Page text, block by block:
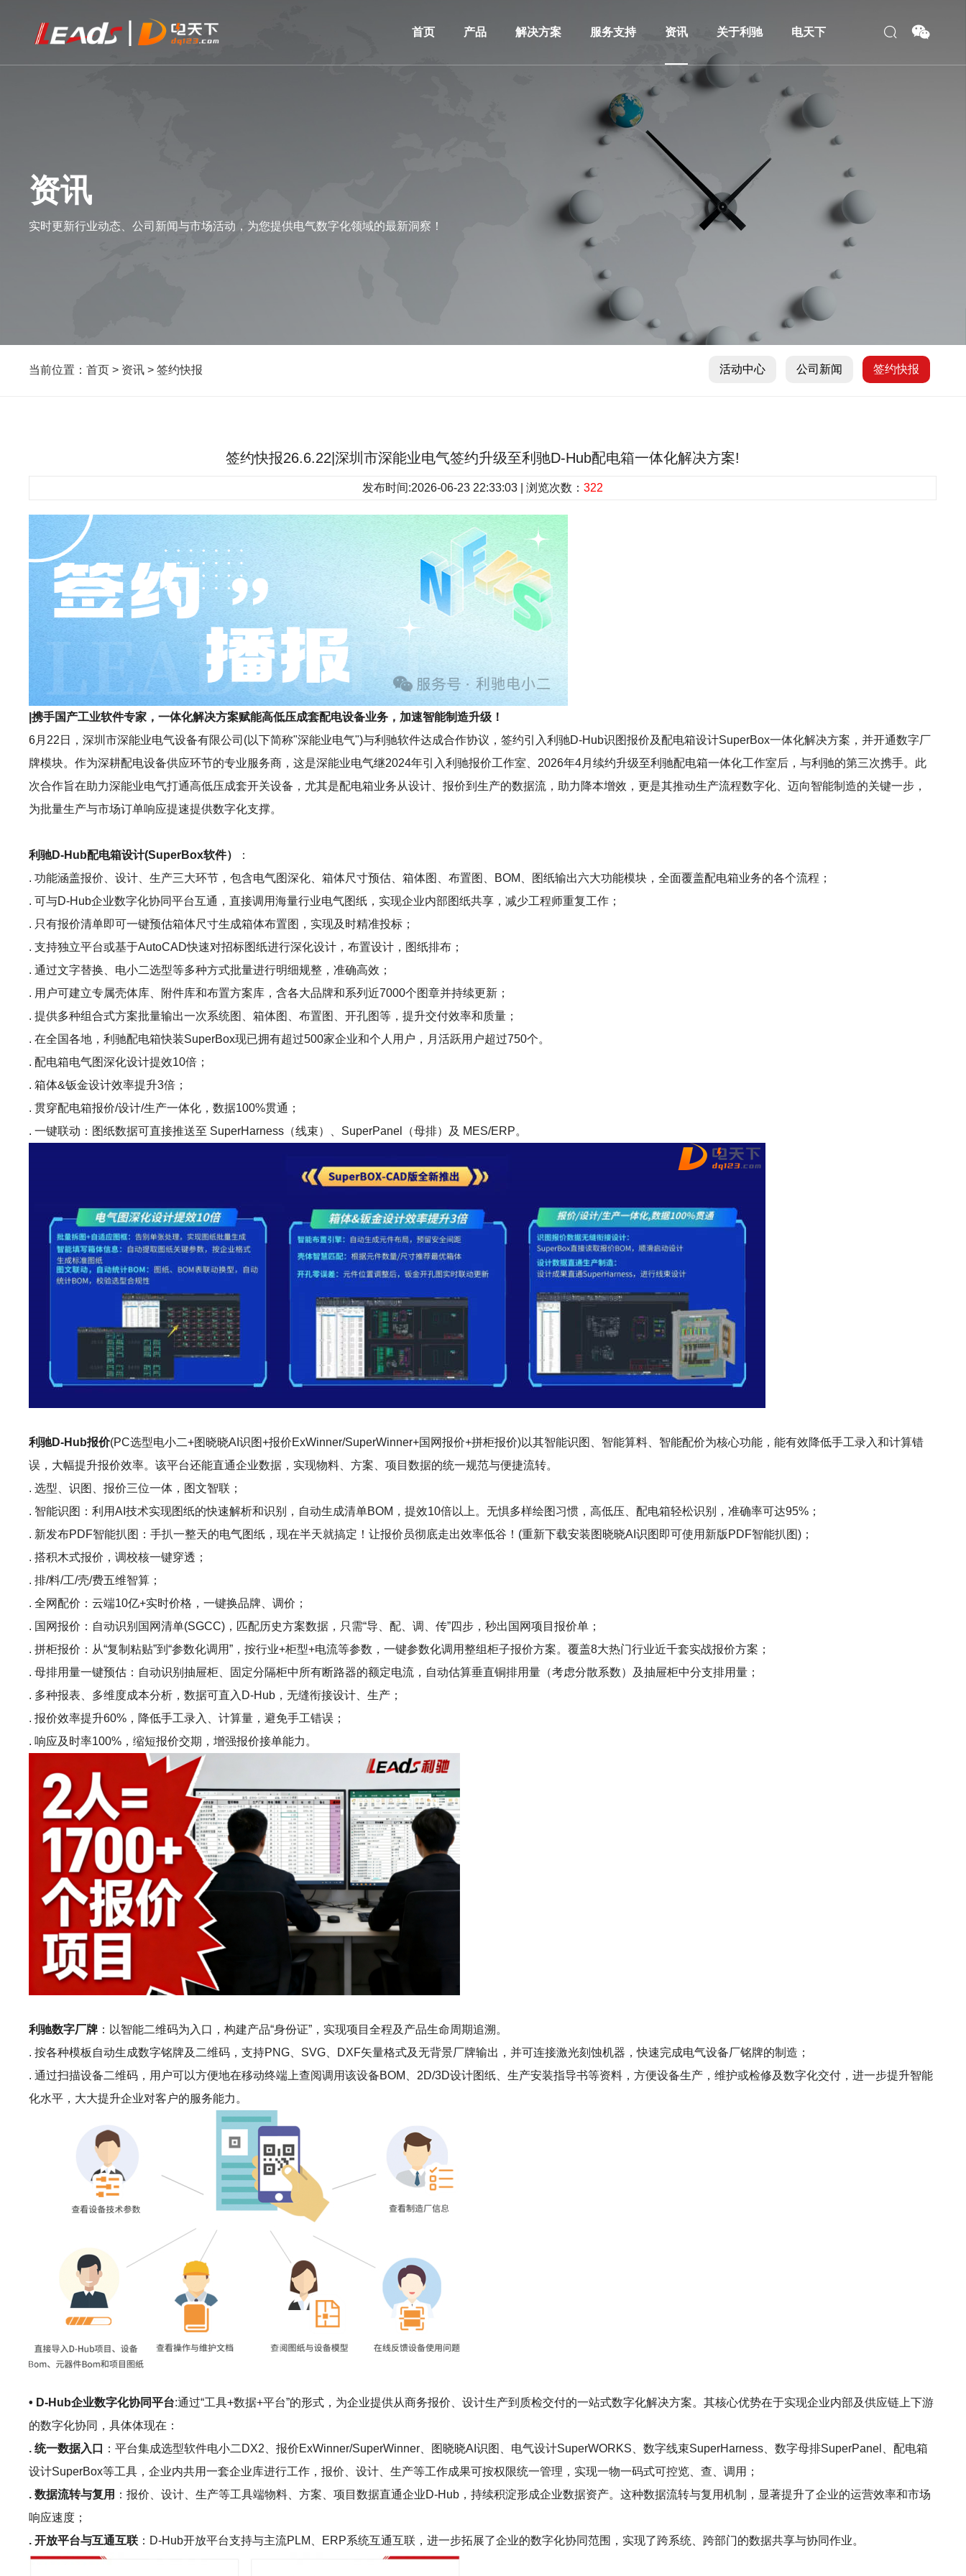
首页 产品 解决方案 服务支持 资讯 关于利驰 电天下
资讯
实时更新行业动态、公司新闻与市场活动，为您提供电气数字化领域的最新洞察！
当前位置：首页 > 资讯 >签约快报 活动中心 公司新闻 签约快报
签约快报26.6.22|深圳市深能业电气签约升级至利驰D-Hub配电箱一体化解决方案!
发布时间:2026-06-23 22:33:03 | 浏览次数：322
|携手国产工业软件专家，一体化解决方案赋能高低压成套配电设备业务，加速智能制造升级！
6月22日，深圳市深能业电气设备有限公司(以下简称"深能业电气")与利驰软件达成合作协议，签约引入利驰D-Hub识图报价及配电箱设计SuperBox一体化解决方案，并开通数字厂
牌模块。作为深耕配电设备供应环节的专业服务商，这是深能业电气继2024年引入利驰报价工作室、2026年4月续约升级至利驰配电箱一体化工作室后，与利驰的第三次携手。此
次合作旨在助力深能业电气打通高低压成套开关设备，尤其是配电箱业务从设计、报价到生产的数据流，助力降本增效，更是其推动生产流程数字化、迈向智能制造的关键一步，
为批量生产与市场订单响应提速提供数字化支撑。
利驰D-Hub配电箱设计(SuperBox软件）
：
. 功能涵盖报价、设计、生产三大环节，包含电气图深化、箱体尺寸预估、箱体图、布置图、BOM、图纸输出六大功能模块，全面覆盖配电箱业务的各个流程；
. 可与D-Hub企业数字化协同平台互通，直接调用海量行业电气图纸，实现企业内部图纸共享，减少工程师重复工作；
. 只有报价清单即可一键预估箱体尺寸生成箱体布置图，实现及时精准投标；
. 支持独立平台或基于AutoCAD快速对招标图纸进行深化设计，布置设计，图纸排布；
. 通过文字替换、电小二选型等多种方式批量进行明细规整，准确高效；
. 用户可建立专属壳体库、附件库和布置方案库，含各大品牌和系列近7000个图章并持续更新；
. 提供多种组合式方案批量输出一次系统图、箱体图、布置图、开孔图等，提升交付效率和质量；
. 在全国各地，利驰配电箱快装SuperBox现已拥有超过500家企业和个人用户，月活跃用户超过750个。
. 配电箱电气图深化设计提效10倍；
. 箱体&钣金设计效率提升3倍；
. 贯穿配电箱报价/设计/生产一体化，数据100%贯通；
. 一键联动：图纸数据可直接推送至 SuperHarness（线束）、SuperPanel（母排）及 MES/ERP。
利驰D-Hub报价(PC选型电小二+图晓晓AI识图+报价ExWinner/SuperWinner+国网报价+拼柜报价)以其智能识图、智能算料、智能配价为核心功能，能有效降低手工录入和计算错
误，大幅提升报价效率。该平台还能直通企业数据，实现物料、方案、项目数据的统一规范与便捷流转。
. 选型、识图、报价三位一体，图文智联；
. 智能识图：利用AI技术实现图纸的快速解析和识别，自动生成清单BOM，提效10倍以上。无惧多样绘图习惯，高低压、配电箱轻松识别，准确率可达95%；
. 新发布PDF智能扒图：手扒一整天的电气图纸，现在半天就搞定！让报价员彻底走出效率低谷！(重新下载安装图晓晓AI识图即可使用新版PDF智能扒图)；
. 搭积木式报价，调校核一键穿透；
. 排/料/工/壳/费五维智算；
. 全网配价：云端10亿+实时价格，一键换品牌、调价；
. 国网报价：自动识别国网清单(SGCC)，匹配历史方案数据，只需“导、配、调、传”四步，秒出国网项目报价单；
. 拼柜报价：从“复制粘贴”到“参数化调用”，按行业+柜型+电流等参数，一键参数化调用整组柜子报价方案。覆盖8大热门行业近千套实战报价方案；
. 母排用量一键预估：自动识别抽屉柜、固定分隔柜中所有断路器的额定电流，自动估算垂直铜排用量（考虑分散系数）及抽屉柜中分支排用量；
. 多种报表、多维度成本分析，数据可直入D-Hub，无缝衔接设计、生产；
. 报价效率提升60%，降低手工录入、计算量，避免手工错误；
. 响应及时率100%，缩短报价交期，增强报价接单能力。
利驰数字厂牌 ：以智能二维码为入口，构建产品“身份证”，实现项目全程及产品生命周期追溯。
. 按各种模板自动生成数字铭牌及二维码，支持PNG、SVG、DXF矢量格式及无背景厂牌输出，并可连接激光刻蚀机器，快速完成电气设备厂铭牌的制造；
. 通过扫描设备二维码，用户可以方便地在移动终端上查阅调用该设备BOM、2D/3D设计图纸、生产安装指导书等资料，方便设备生产，维护或检修及数字化交付，进一步提升智能
化水平，大大提升企业对客户的服务能力。
• D-Hub企业数字化协同平台:通过“工具+数据+平台”的形式，为企业提供从商务报价、设计生产到质检交付的一站式数字化解决方案。其核心优势在于实现企业内部及供应链上下游
的数字化协同，具体体现在：
. 统一数据入口
：平台集成选型软件电小二DX2、报价ExWinner/SuperWinner、图晓晓AI识图、电气设计SuperWORKS、数字线束SuperHarness、数字母排SuperPanel、配电箱
设计SuperBox等工具，企业内共用一套企业库进行工作，报价、设计、生产等工作成果可按权限统一管理，实现一物一码式可控览、查、调用；
. 数据流转与复用 ：报价、设计、生产等工具端物料、方案、项目数据直通企业D-Hub，持续积淀形成企业数据资产。这种数据流转与复用机制，显著提升了企业的运营效率和市场
响应速度；
. 开放平台与互通互联 ：D-Hub开放平台支持与主流PLM、ERP系统互通互联，进一步拓展了企业的数字化协同范围，实现了跨系统、跨部门的数据共享与协同作业。